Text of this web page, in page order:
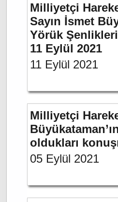
Milliyetçi
Sayın İsmet
Yörük
11 Eylül 2021
11 Eylül 2021
Milliyetçi
oldukları
05 Eylül 2021